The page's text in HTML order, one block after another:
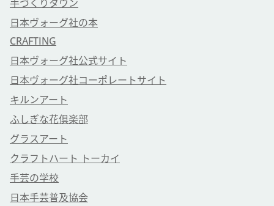
手づくりタウン
日本ヴォーグ社の本
CRAFTING
日本ヴォーグ社公式サイト
日本ヴォーグ社コーポレートサイト
キルンアート
ふしぎな花倶楽部
グラスアート
クラフトハート トーカイ
手芸の学校
日本手芸普及協会